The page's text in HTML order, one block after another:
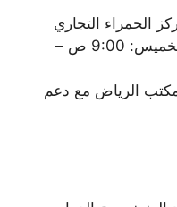
الحمراء التجاري
الأحد – الخميس: 9:00 ص –
الرياض مع دعم